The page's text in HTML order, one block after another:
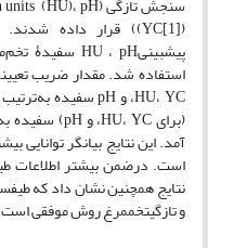
و تازگیتخم‏مرغ روش موفقی